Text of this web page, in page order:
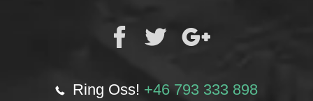
Ring Oss! +46 793 333 898